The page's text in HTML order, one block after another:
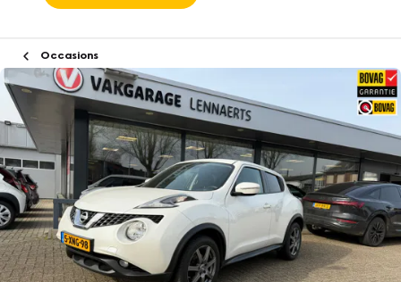
Occasions